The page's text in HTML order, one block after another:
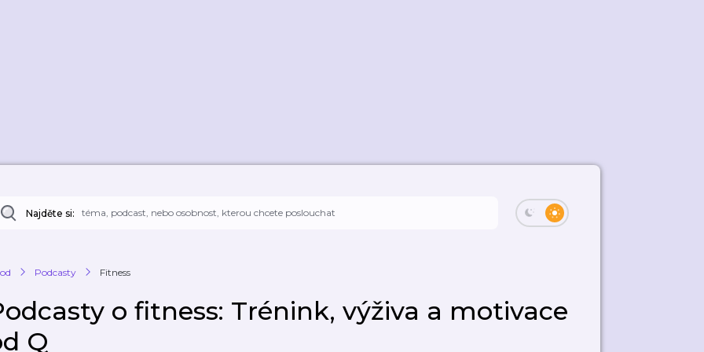
Najděte si:
Podcasty Fitness
o fitness: Trénink, výživa a motivace
Q